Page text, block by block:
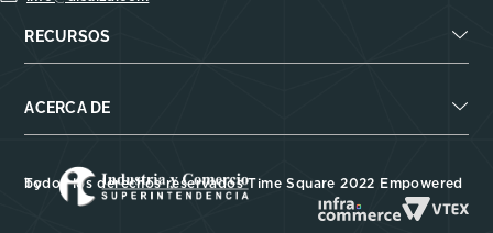
RECURSOS
ACERCA DE
Todos los derechos reservados Time Square 2022 Empowered by